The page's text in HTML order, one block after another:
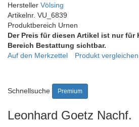
Hersteller Völsing
Artikelnr. VU_6839
Produktbereich Urnen
Der Preis für diesen Artikel ist nur für
Bereich Bestattung sichtbar.
Auf den Merkzettel
Produkt vergleichen
Schnellsuche Premium
Leonhard Goetz Nachf.